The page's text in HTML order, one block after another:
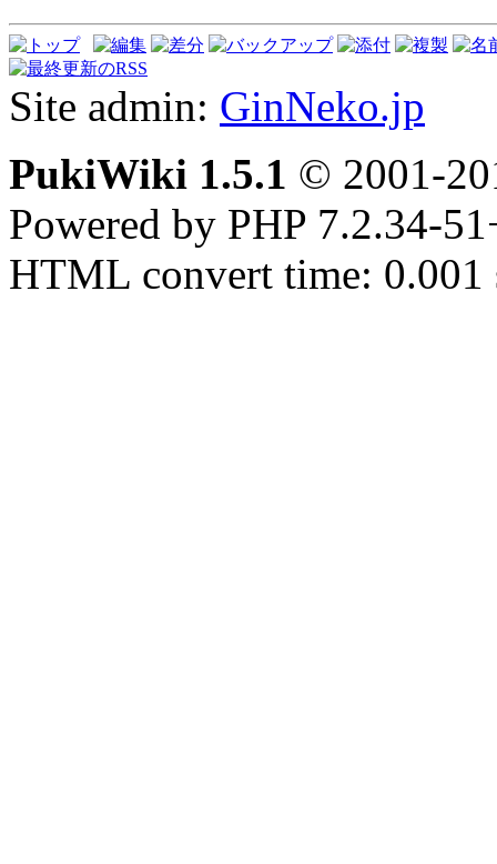
Site admin: GinNeko.jp
PukiWiki 1.5.1 © 2001-
Powered by PHP 7.2.34-
HTML convert time: 0.001